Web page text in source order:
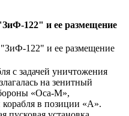
122" и ее размещение
с задачей уничтожения
на зенитный
«Оса-М»,
в позиции «А».